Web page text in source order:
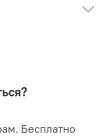
Бесплатно